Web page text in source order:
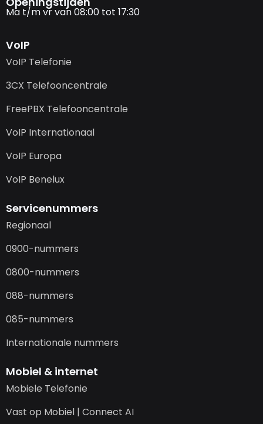
Ma t/m vr van 08:00 tot 17:30
VoIP
VoIP Telefonie
3CX Telefooncentrale
FreePBX Telefooncentrale
VoIP Internationaal
VoIP Europa
VoIP Benelux
Servicenummers
Regionaal
0900-nummers
0800-nummers
088-nummers
085-nummers
Internationale nummers
Mobiel & internet
Mobiele Telefonie
Vast op Mobiel | Connect AI